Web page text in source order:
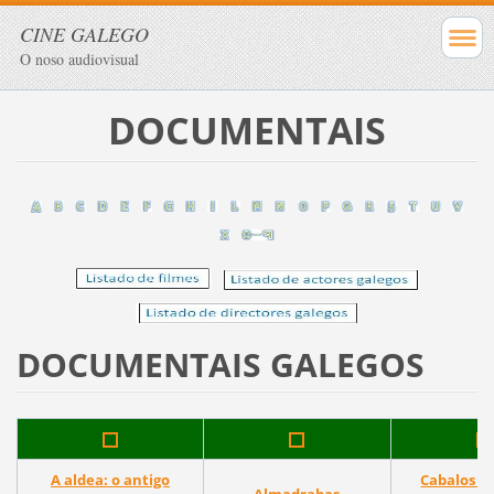
CINE GALEGO
O noso audiovisual
DOCUMENTAIS
DOCUMENTAIS GALEGOS
A aldea: o antigo
Cabalos